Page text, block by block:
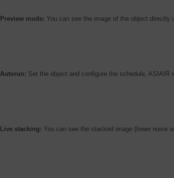
Preview mode: You can see the image of the object directly
Autorun: Set the object and configure the schedule, ASIAIR
Live stacking: You can see the stacked image (lower noise